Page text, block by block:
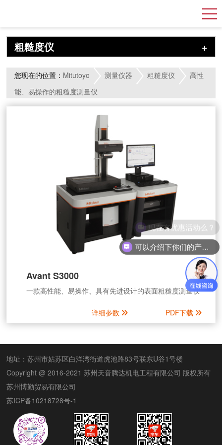
粗糙度仪 +
您现在的位置： Mitutoyo 测量仪器 粗糙度仪
高性
能、易操作的粗糙度测量仪
Avant S3000
一款高性能、易操作、具有先进设计的表面粗糙度测量仪
详细参数 PDF下载
地址：苏州市姑苏区白洋湾街道虎池路83号联东U谷1号楼
Copyright @ 2016-2021 苏州天音腾达机电工程有限公司 版权所有
苏州博勤贸易有限公司
苏ICP备10218728号-1
可以介绍下你们的产品么？
现在有优惠活动么？